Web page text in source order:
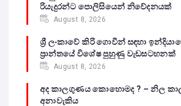
රියැදුරන්ට පොලිසියෙන් නිවේදනයක්
August 8, 2026
ශ්‍රී ලංකාවේ කිරි ගොවීන් සඳහා
ප්‍රාන්තයේ විශේෂ පුහුණු වැඩසටහනක්
August 8, 2026
අද කාලගුණය කොහොමද ? – නිල
අනාවැකිය